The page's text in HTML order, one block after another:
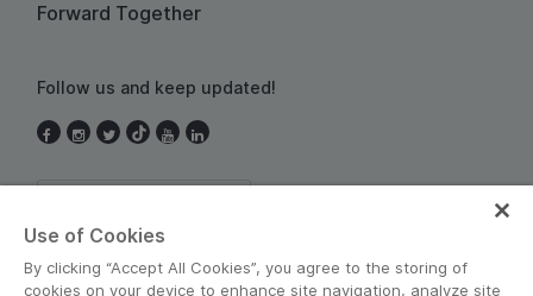
Forward Together
Follow us and keep updated!
Use of Cookies
By clicking “Accept All Cookies”, you agree to the storing of
cookies on your device to enhance site navigation, analyze site